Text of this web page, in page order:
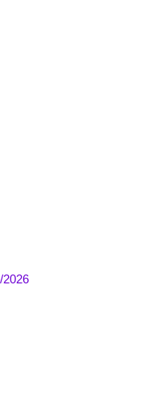
2026